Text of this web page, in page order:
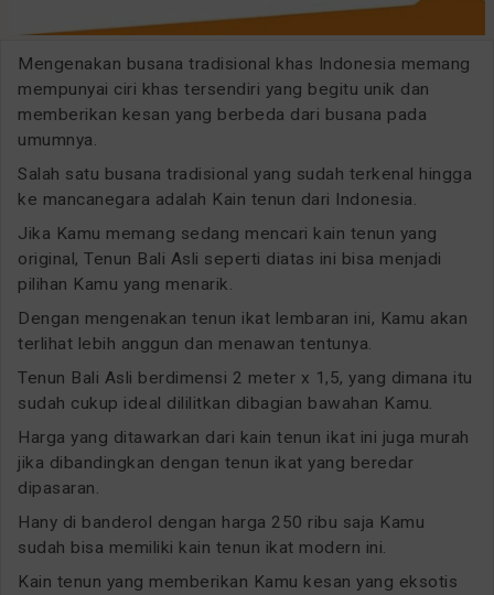
Mengenakan busana tradisional khas Indonesia memang
mempunyai ciri khas tersendiri yang begitu unik dan
memberikan kesan yang berbeda dari busana pada
umumnya.
Salah satu busana tradisional yang sudah terkenal hingga
ke mancanegara adalah Kain tenun dari Indonesia.
Jika Kamu memang sedang mencari kain tenun yang
original, Tenun Bali Asli seperti diatas ini bisa menjadi
pilihan Kamu yang menarik.
Dengan mengenakan tenun ikat lembaran ini, Kamu akan
terlihat lebih anggun dan menawan tentunya.
Tenun Bali Asli berdimensi 2 meter x 1,5, yang dimana itu
sudah cukup ideal dililitkan dibagian bawahan Kamu.
Harga yang ditawarkan dari kain tenun ikat ini juga murah
jika dibandingkan dengan tenun ikat yang beredar
dipasaran.
Hany di banderol dengan harga 250 ribu saja Kamu
sudah bisa memiliki kain tenun ikat modern ini.
Kain tenun yang memberikan Kamu kesan yang eksotis